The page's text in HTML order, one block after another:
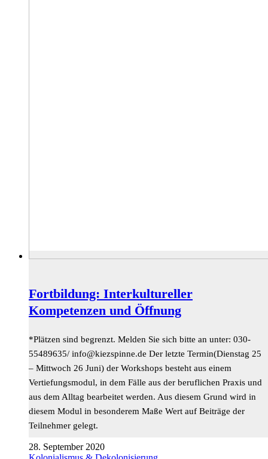
Fortbildung: Interkultureller
Kompetenzen und Öffnung
*Plätzen sind begrenzt. Melden Sie sich bitte an unter: 030-
55489635/ ed.ennipszeik@ofni Der letzte Termin(Dienstag 25
– Mittwoch 26 Juni) der Workshops besteht aus einem
Vertiefungsmodul, in dem Fälle aus der beruflichen Praxis und
aus dem Alltag bearbeitet werden. Aus diesem Grund wird in
diesem Modul in besonderem Maße Wert auf Beiträge der
Teilnehmer gelegt.
28. September 2020